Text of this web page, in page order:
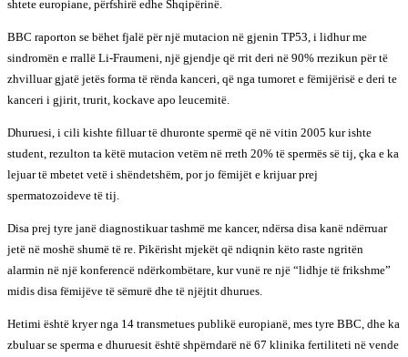
shtete europiane, përfshirë edhe Shqipërinë.
BBC raporton se bëhet fjalë për një mutacion në gjenin TP53, i lidhur me
sindromën e rrallë Li-Fraumeni, një gjendje që rrit deri në 90% rrezikun për të
zhvilluar gjatë jetës forma të rënda kanceri, që nga tumoret e fëmijërisë e deri te
kanceri i gjirit, trurit, kockave apo leucemitë.
Dhuruesi, i cili kishte filluar të dhuronte spermë që në vitin 2005 kur ishte
student, rezulton ta këtë mutacion vetëm në rreth 20% të spermës së tij, çka e ka
lejuar të mbetet vetë i shëndetshëm, por jo fëmijët e krijuar prej
spermatozoideve të tij.
Disa prej tyre janë diagnostikuar tashmë me kancer, ndërsa disa kanë ndërruar
jetë në moshë shumë të re. Pikërisht mjekët që ndiqnin këto raste ngritën
alarmin në një konferencë ndërkombëtare, kur vunë re një “lidhje të frikshme”
midis disa fëmijëve të sëmurë dhe të njëjtit dhurues.
Hetimi është kryer nga 14 transmetues publikë europianë, mes tyre BBC, dhe ka
zbuluar se sperma e dhuruesit është shpërndarë në 67 klinika fertiliteti në vende